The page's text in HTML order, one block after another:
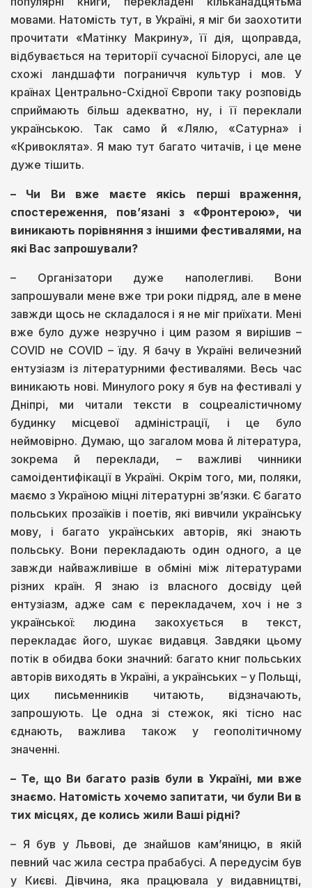
мовами. Натомість тут, в Україні, я міг би заохотити
прочитати «Матінку Макрину», її дія, щоправда,
відбувається на території сучасної Білорусі, але це
схожі ландшафти пограниччя культур і мов. У
країнах Центрально-Східної Європи таку розповідь
сприймають більш адекватно, ну, і її переклали
українською. Так само й «Лялю, «Сатурна» і
«Кривоклята». Я маю тут багато читачів, і це мене
дуже тішить.
– Чи Ви вже маєте якісь перші враження,
спостереження, пов’язані з «Фронтерою», чи
виникають порівняння з іншими фестивалями, на
які Вас запрошували?
– Організатори дуже наполегливі. Вони
запрошували мене вже три роки підряд, але в мене
завжди щось не складалося і я не міг приїхати. Мені
вже було дуже незручно і цим разом я вирішив –
COVID не COVID – їду. Я бачу в Україні величезний
ентузіазм із літературними фестивалями. Весь час
виникають нові. Минулого року я був на фестивалі у
Дніпрі, ми читали тексти в соцреалістичному
будинку місцевої адміністрації, і це було
неймовірно. Думаю, що загалом мова й література,
зокрема й переклади, – важливі чинники
самоідентифікації в Україні. Окрім того, ми, поляки,
маємо з Україною міцні літературні зв’язки. Є багато
польських прозаїків і поетів, які вивчили українську
мову, і багато українських авторів, які знають
польську. Вони перекладають один одного, а це
завжди найважливіше в обміні між літературами
різних країн. Я знаю із власного досвіду цей
ентузіазм, адже сам є перекладачем, хоч і не з
української: людина закохується в текст,
перекладає його, шукає видавця. Завдяки цьому
потік в обидва боки значний: багато книг польських
авторів виходять в Україні, а українських – у Польщі,
цих письменників читають, відзначають,
запрошують. Це одна зі стежок, які тісно нас
єднають, важлива також у геополітичному
значенні.
– Те, що Ви багато разів були в Україні, ми вже
знаємо. Натомість хочемо запитати, чи були Ви в
тих місцях, де колись жили Ваші рідні?
– Я був у Львові, де знайшов кам’яницю, в якій
певний час жила сестра прабабусі. А передусім був
у Києві. Дівчина, яка працювала у видавництві,